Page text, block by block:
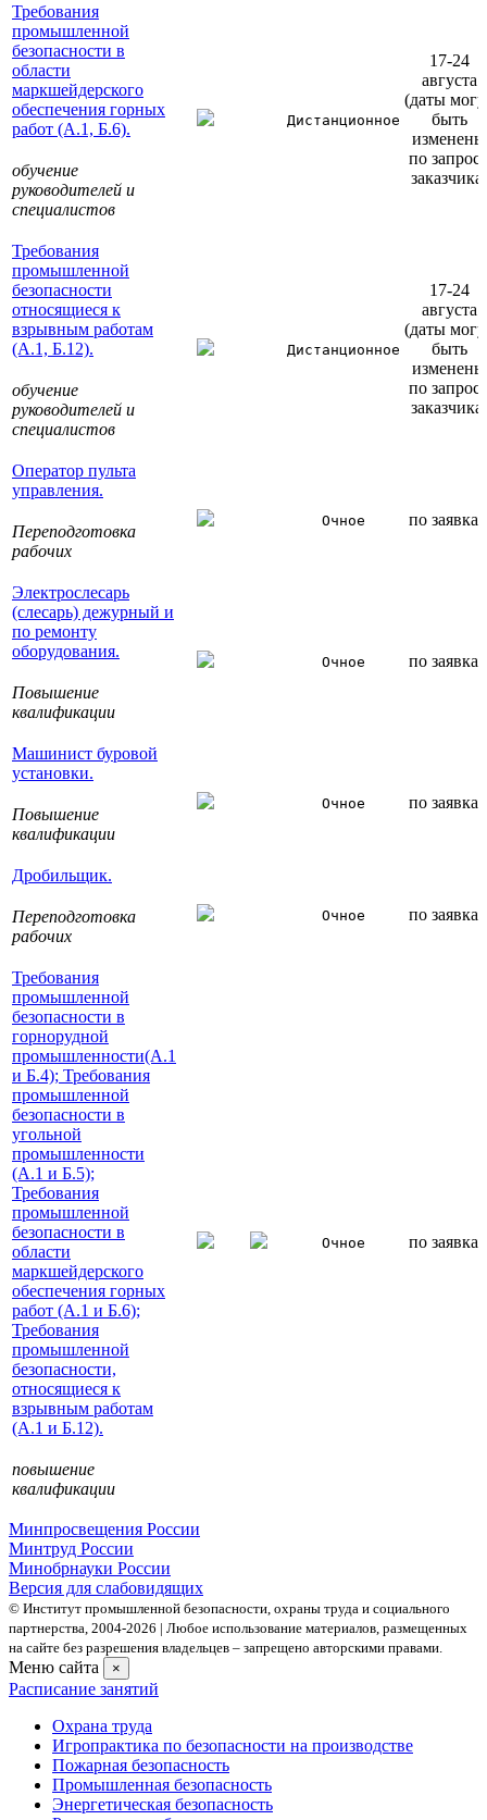
Требования
промышленной
безопасности в
области
маркшейдерского
обеспечения горных
работ (А.1, Б.6).
обучение
руководителей и
специалистов
Дистанционное
17-24
августа
(даты
быть
изменены
по
заказчика)
Требования
промышленной
безопасности
относящиеся к
взрывным работам
(А.1, Б.12).
обучение
руководителей и
специалистов
Дистанционное
17-24
августа
(даты
быть
изменены
по
заказчика)
Оператор пульта
управления.
Переподготовка
рабочих
Очное по
Электрослесарь
(слесарь) дежурный и
по ремонту
оборудования.
Повышение
квалификации
Очное по
Машинист буровой
установки.
Повышение
квалификации
Очное по
Дробильщик.
Переподготовка
рабочих
Очное по
Требования
промышленной
безопасности в
горнорудной
промышленности(А.1
и Б.4); Требования
промышленной
безопасности в
угольной
промышленности
(А.1 и Б.5);
Требования
промышленной
безопасности в
области
маркшейдерского
обеспечения горных
работ (А.1 и Б.6);
Требования
промышленной
безопасности,
относящиеся к
взрывным работам
(А.1 и Б.12).
повышение
квалификации
Очное по
Минпросвещения России
Минтруд России
Минобрнауки России
Версия для слабовидящих
© Институт промышленной безопасности, охраны труда и социального
партнерства, 2004- 2026 | Любое использование материалов, размещенных
на сайте без разрешения владельцев – запрещено авторскими правами.
Меню сайта ×
Расписание занятий
Охрана труда
Игропрактика по безопасности на производстве
Пожарная безопасность
Промышленная безопасность
Энергетическая безопасность